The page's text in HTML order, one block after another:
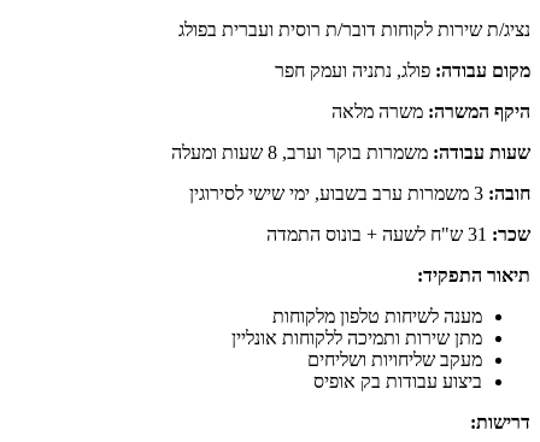
נציג/ת שירות לקוחות דובר/ת רוסית ועברית בפולג
מקום עבודה: פולג, נתניה ועמק חפר
היקף המשרה: משרה מלאה
שעות עבודה: משמרות בוקר וערב, 8 שעות ומעלה
חובה:
שכר:
תיאור התפקיד:
מענה לשיחות טלפון מלקוחות
מתן שירות ותמיכה ללקוחות אונליין
מעקב שליחויות ושליחים
ביצוע עבודות בק אופיס
דרישות: